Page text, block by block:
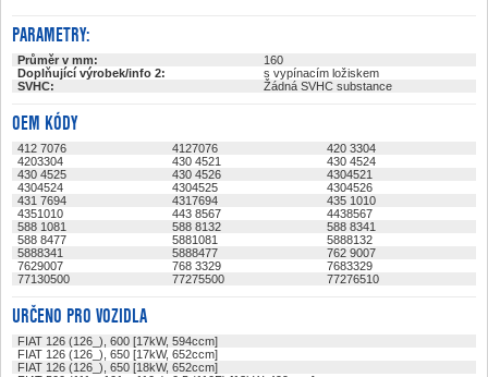
PARAMETRY:
Průměr v mm:
160
Doplňující výrobek/info 2:
s vypínacím ložiskem
SVHC:
Žádná SVHC substance
OEM KÓDY
412 7076 4127076
420 3304
4203304
430 4521
430 4524
430 4525
430 4526
4304521
4304524
4304525
4304526
431 7694
4317694
435 1010
4351010
443 8567
4438567
588 1081
588 8132
588 8341
588 8477
5881081
5888132
5888341
5888477
762 9007
7629007
768 3329
7683329
77130500
77275500 77276510
URČENO PRO VOZIDLA
FIAT 126 (126_), 600 [17kW, 594ccm]
FIAT 126 (126_), 650 [17kW, 652ccm]
FIAT 126 (126_), 650 [18kW, 652ccm]